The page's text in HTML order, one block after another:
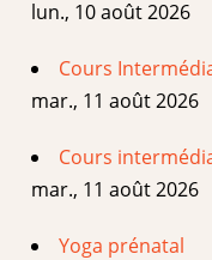
lun., 10 août 2026
Cours
mar., 11 août 2026
Cours
mar., 11 août 2026
Yoga prénatal